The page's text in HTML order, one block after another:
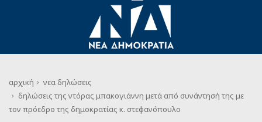
αρχική νεα δηλώσεις
δηλώσεις της ντόρας μπακογιάννη μετά από συνάντησή της με
τον πρόεδρο της δημοκρατίας κ. στεφανόπουλο